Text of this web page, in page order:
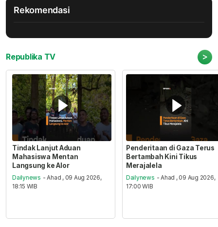
Rekomendasi
Republika TV >
Tindak Lanjut Aduan
Mahasiswa Mentan
Langsung ke Alor
Dailynews - Ahad , 09 Aug 2026,
18:15 WIB
Penderitaan di Gaza Terus
Bertambah Kini Tikus
Merajalela
Dailynews - Ahad , 09 Aug 2026,
17:00 WIB